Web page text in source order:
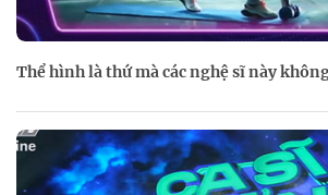
Thể hình là thứ mà các nghệ sĩ này